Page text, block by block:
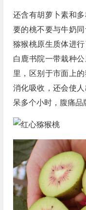
还含有胡萝卜素和
要的桃不要与牛奶
猕猴桃原生质体进
白鹿书院一带栽种
里，区别于市面上
消化吸收，还会使
呆多个小时，腹痛品